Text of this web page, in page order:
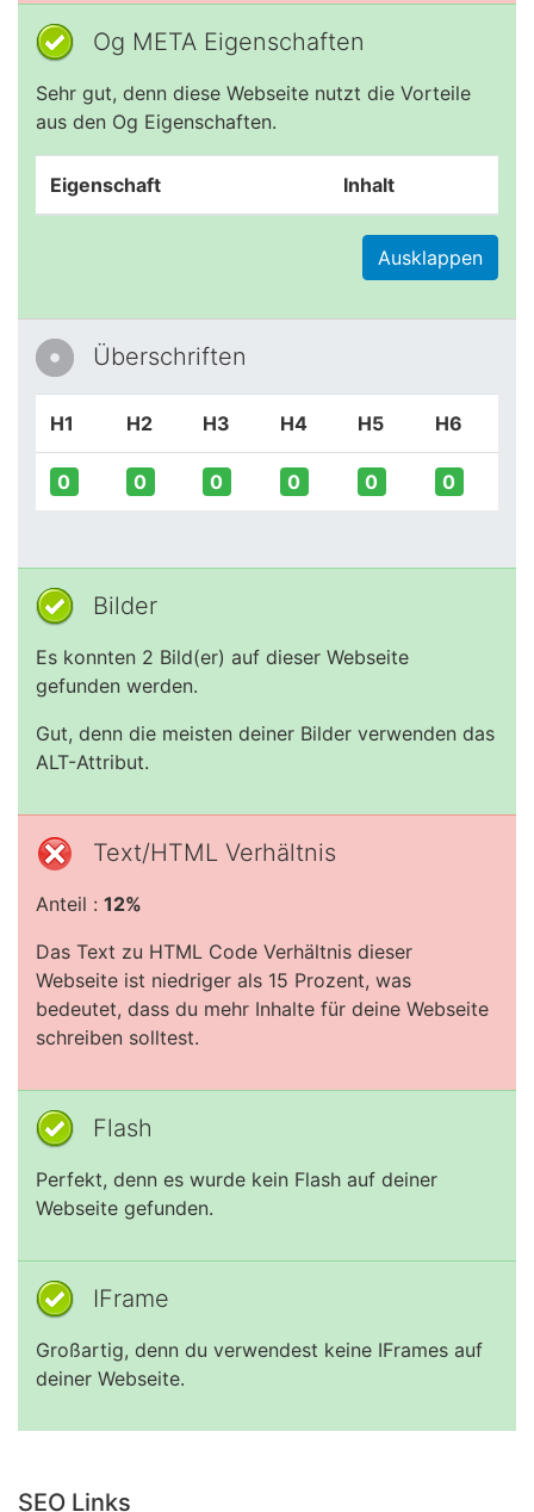
Og META Eigenschaften
Sehr gut, denn diese Webseite nutzt die Vorteile
aus den Og Eigenschaften.
Eigenschaft Inhalt
Ausklappen
Überschriften
H1 H2 H3 H4 H5 H6
0 0 0 0 0 0
Bilder
Es konnten 2 Bild(er) auf dieser Webseite
gefunden werden.
Gut, denn die meisten deiner Bilder verwenden das
ALT-Attribut.
Text/HTML Verhältnis
Anteil : 12%
Das Text zu HTML Code Verhältnis dieser
Webseite ist niedriger als 15 Prozent, was
bedeutet, dass du mehr Inhalte für deine Webseite
schreiben solltest.
Flash
Perfekt, denn es wurde kein Flash auf deiner
Webseite gefunden.
IFrame
Großartig, denn du verwendest keine IFrames auf
deiner Webseite.
SEO Links